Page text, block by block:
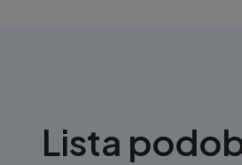
Lista